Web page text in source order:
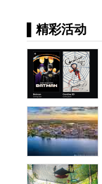
▌精彩活动